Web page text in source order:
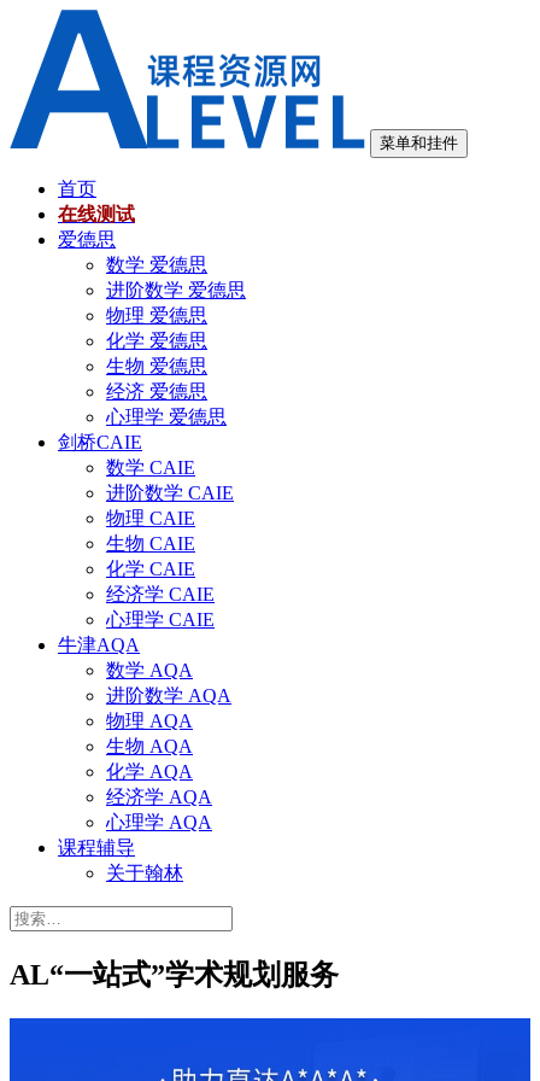
菜单和挂件
首页
在线测试
爱德思
数学 爱德思
进阶数学 爱德思
物理 爱德思
化学 爱德思
生物 爱德思
经济 爱德思
心理学 爱德思
剑桥CAIE
数学 CAIE
进阶数学 CAIE
物理 CAIE
生物 CAIE
化学 CAIE
经济学 CAIE
心理学 CAIE
牛津AQA
数学 AQA
进阶数学 AQA
物理 AQA
生物 AQA
化学 AQA
经济学 AQA
心理学 AQA
课程辅导
关于翰林
搜
AL“一站式”学术规划服务